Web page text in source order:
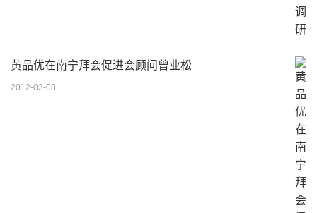
黄品优在南宁拜会促进会顾问曾业松
2012-03-08